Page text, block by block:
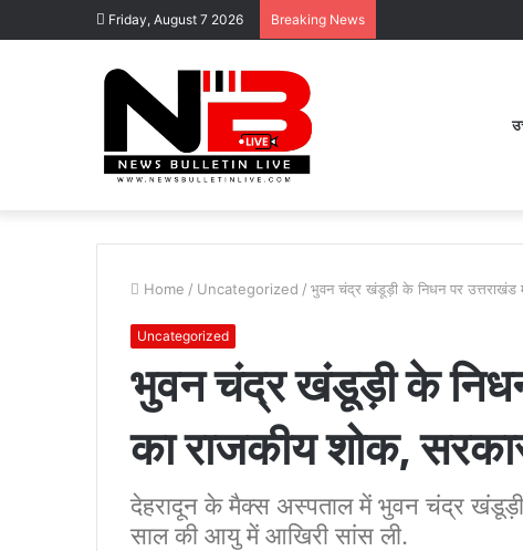
Friday, August 7 2026 Breaking News
Home / Uncategorized / भुवन चंद्र खंडूड़ी के निधन पर उत्तराखंड
Uncategorized
भुवन चंद्र खंडूड़ी के
का राजकीय शोक,
देहरादून के मैक्स अस्पताल में भुवन चंद्र
साल की आयु में आखिरी सांस ली.
के
दुगड्डा
पर
हादसा,